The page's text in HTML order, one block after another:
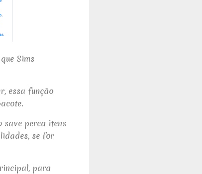
Sims
essa função
save perca itens
se for
para